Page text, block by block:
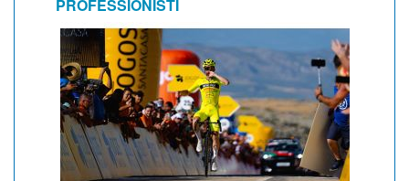
PROFESSIONISTI